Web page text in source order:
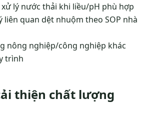
lý nước thải khi liều/pH phù hợp
liên quan dệt nhuộm theo SOP nhà
nông nghiệp/công nghiệp khác
trình
thiện chất lượng